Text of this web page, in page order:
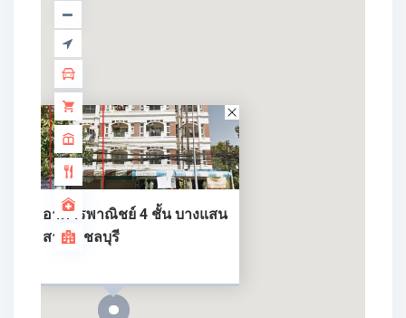
อาคารพาณิชย์ 4 ชั้น บางแสน
สาย 2 ชลบุรี